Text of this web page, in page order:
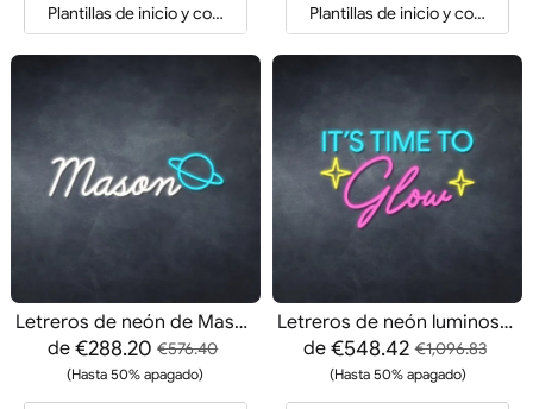
Plantillas de inicio y cotización Plantillas de inicio y cotización
Letreros de neón de Mason
de €288.20 €576.40
(Hasta 50% apagado)
Letreros de neón luminosos
de€548.42 €1,096.83
(Hasta 50% apagado)